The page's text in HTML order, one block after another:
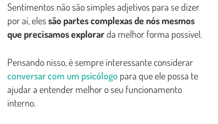
Sentimentos não são simples adjetivos para se dizer
por aí, elessão partes complexas de nós mesmos
que precisamos explorarda melhor forma possível.
Pensando nisso, é sempre interessante considerar
conversar com um psicólogo para que ele possa te
ajudar a entender melhor o seu funcionamento
interno.